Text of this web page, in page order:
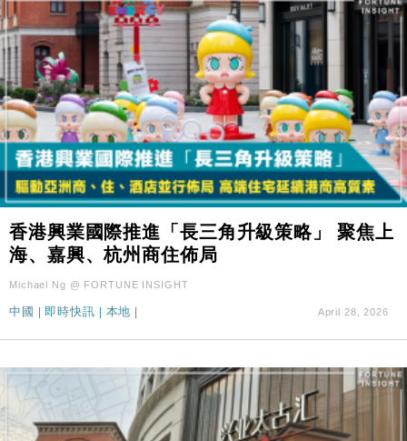
香港興業國際推進「長三角升級策略」 聚焦上
海、嘉興、杭州商住佈局
Michael Ng @ FORTUNE INSIGHT
中國 即時快訊 本地 April 28, 2026